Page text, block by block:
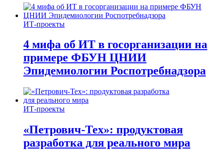
ИТ-проекты
4 мифа об ИТ в госорганизации на
примере ФБУН ЦНИИ
Эпидемиологии Роспотребнадзора
ИТ-проекты
«Петрович-Тех»: продуктовая
разработка для реального мира